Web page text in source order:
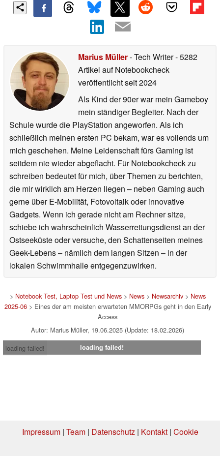
Marius Müller- Tech Writer- 5282
Artikel auf Notebookcheck
veröffentlichtseit 2024
Als Kind der 90er war mein Gameboy
mein ständiger Begleiter. Nach der
Schule wurde die PlayStation angeworfen. Als ich
schließlich meinen ersten PC bekam, war es vollends um
mich geschehen. Meine Leidenschaft fürs Gaming ist
seitdem nie wieder abgeflacht. Für Notebookcheck zu
schreiben bedeutet für mich, über Themen zu berichten,
die mir wirklich am Herzen liegen – neben Gaming auch
gerne über E-Mobilität, Fotovoltaik oder innovative
Gadgets. Wenn ich gerade nicht am Rechner sitze,
schiebe ich wahrscheinlich Wasserrettungsdienst an der
Ostseeküste oder versuche, den Schattenseiten meines
Geek-Lebens – nämlich dem langen Sitzen – in der
lokalen Schwimmhalle entgegenzuwirken.
> Notebook Test, Laptop Test und News> News> Newsarchiv> News
2025-06> Eines der am meisten erwarteten MMORPGs geht in den Early
Access
Autor: Marius Müller, 19.06.2025 (Update: 18.02.2026)
loading failed!
loading failed!
Impressum| Team| Datenschutz| Kontakt| Cookie